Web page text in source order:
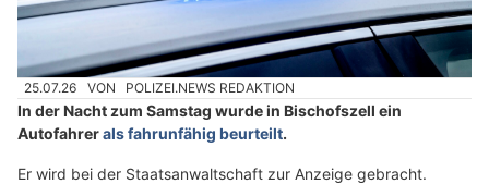
25.07.26 VON POLIZEI.NEWS REDAKTION
In der Nacht zum Samstag wurde in Bischofszell ein
Autofahrerals fahrunfähig beurteilt.
Er wird bei der Staatsanwaltschaft zur Anzeige gebracht.